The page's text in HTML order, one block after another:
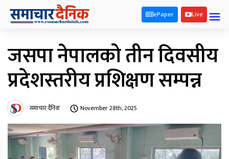
ePaper Live
जसपा नेपालको तीन दिवसीय
प्रदेशस्तरीय प्रशिक्षण सम्पन्न
समाचार दैनिक November 28th, 2025